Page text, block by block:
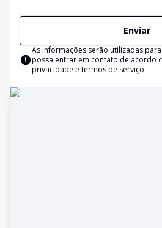
Enviar
As informações serão utilizadas
possa entrar em contato de acordo
privacidade e termos de serviço